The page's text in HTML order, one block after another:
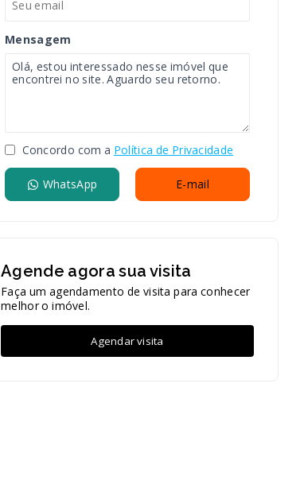
Mensagem
Concordo com a Política de Privacidade
WhatsApp E-mail
Agende agora sua visita
Faça um agendamento de visita para conhecer
melhor o imóvel.
Agendar visita